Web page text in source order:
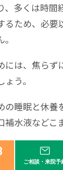
ご相談・来院予
、多くは時間
るため、必要
には、焦らず
う。
の睡眠と休養
補水液などこ
から少しずつ